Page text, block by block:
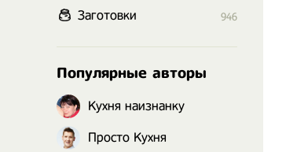
Заготовки 946
Популярные авторы
Кухня наизнанку
Просто Кухня